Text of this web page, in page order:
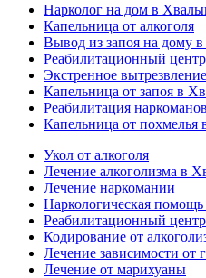
Нарколог на дом в
Капельница от алкоголя
Вывод из запоя на дому
Реабилитационный центр
Экстренное вытрезвление
Капельница от запоя в
Реабилитация наркоманов
Капельница от похмелья
Укол от алкоголя
Лечение алкоголизма в
Лечение наркомании
Наркологическая
Реабилитационный
Кодирование от
Лечение зависимости от
Лечение от марихуаны